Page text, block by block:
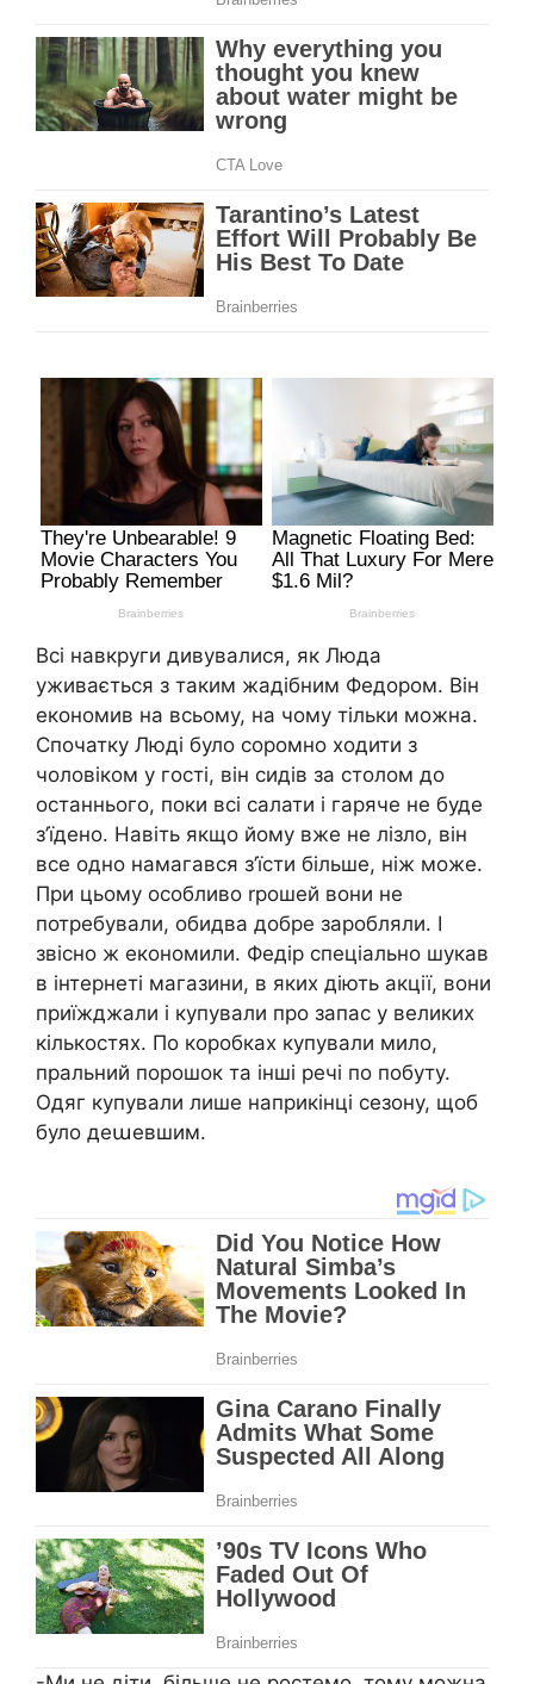
Всі навкруги дивувалися, як Люда
уживається з таким жадiбним Федором. Він
економив на всьому, на чому тільки можна.
Спочатку Люді було соромно ходити з
чоловіком у гості, він сидів за столом до
останнього, поки всі салати і гаряче не буде
з’їдено. Навіть якщо йому вже не лізло, він
все одно намагався з’їсти більше, ніж може.
При цьому особливо rрошей вони не
потребували, обидва добре заpобляли. І
звісно ж економили. Федір спеціально шукав
в інтернеті магазини, в яких діють акції, вони
приїжджали і купували про запас у великих
кількостях. По коробках купували мило,
пральний порошок та інші речі по побуту.
Одяг купували лише наприкінці сезону, щоб
було деաевшим.